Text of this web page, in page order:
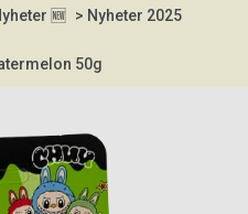
🆕
> Nyheter 2025
50g